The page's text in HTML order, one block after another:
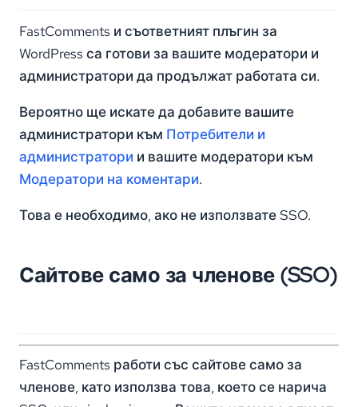
FastComments и съответният плъгин за
WordPress са готови за вашите модератори и
администратори да продължат работата си.
Вероятно ще искате да добавите вашите
администратори към Потребители и
администратори и вашите модератори към
Модератори на коментари.
Това е необходимо, ако не използвате SSO.
Сайтове само за членове (SSO)
FastComments работи със сайтове само за
членове, като използва това, което се нарича